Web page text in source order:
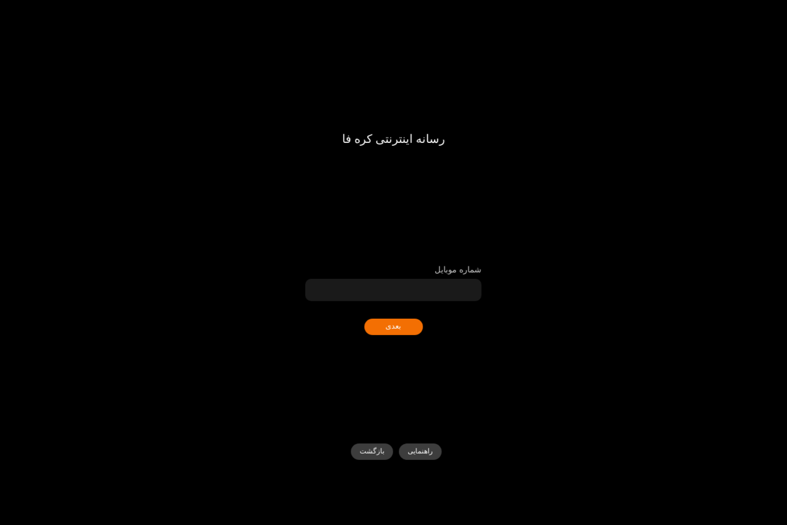
رسانه اینترنتی کره فا
شماره موبایل
بعدی
راهنمایی بازگشت